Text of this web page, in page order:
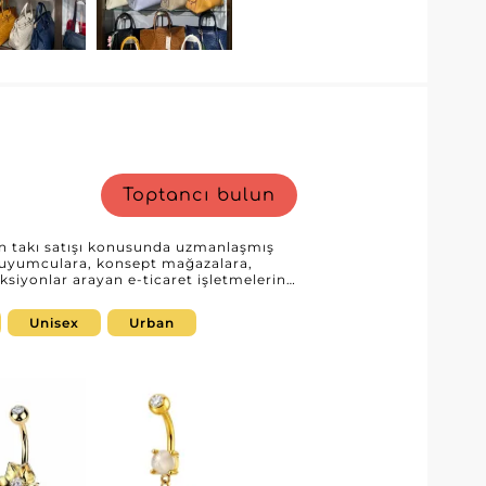
Toptancı bulun
satışı konusunda uzmanlaşmış
konsept mağazalara,
arayan e-ticaret işletmelerine
zenginleştirmek isteyen
Unisex Urban